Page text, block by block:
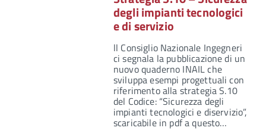
degli impianti tecnologici
e di servizio
ll Consiglio Nazionale Ingegneri
ci segnala la pubblicazione di un
nuovo quaderno INAIL che
sviluppa esempi progettuali con
riferimento alla strategia S.10
del Codice: “Sicurezza degli
impianti tecnologici e diservizio”,
scaricabile in pdf a questo…